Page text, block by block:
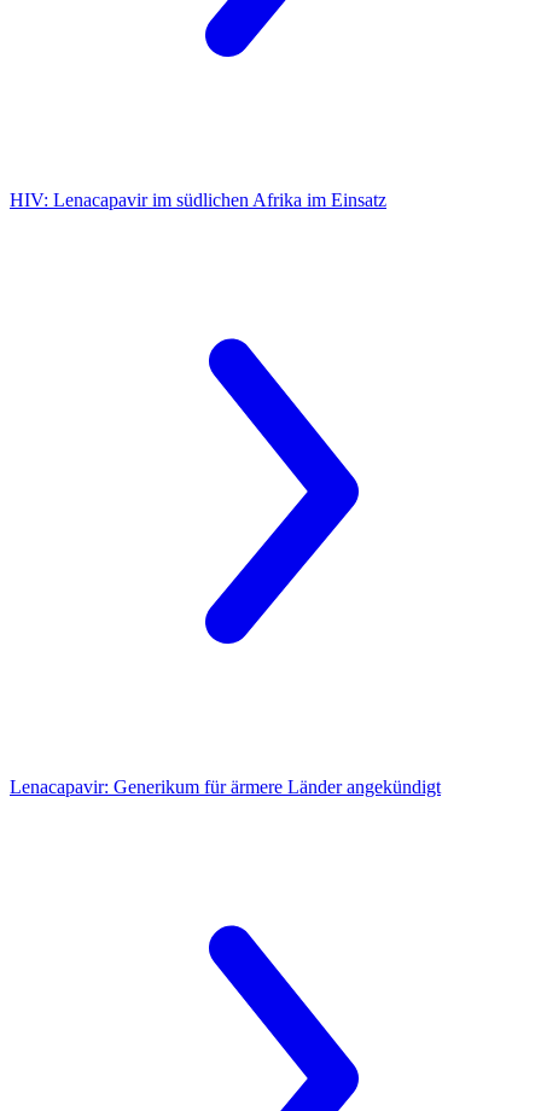
HIV: Lenacapavir im südlichen Afrika im Einsatz
Lenacapavir: Generikum für ärmere Länder angekündigt